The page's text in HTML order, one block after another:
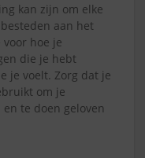
kan zijn om elke
aan het
hoe je
die je hebt
je voelt. Zorg dat je
om je
te doen geloven